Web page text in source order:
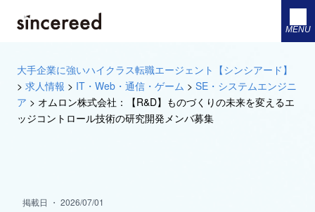
MENU
大手企業に強いハイクラス転職エージェント【シンシアード】
> 求人情報 > IT・Web・通信・ゲーム > SE・システムエンジニ
ア > オムロン株式会社：【R&D】ものづくりの未来を変えるエ
ッジコントロール技術の研究開発メンバ募集
掲載日 ・ 2026/07/01